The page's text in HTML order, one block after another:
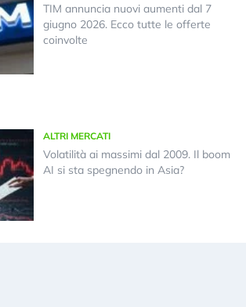
TIM annuncia nuovi aumenti dal 7
giugno 2026. Ecco tutte le offerte
coinvolte
ALTRI MERCATI
Volatilità ai massimi dal 2009. Il boom
AI si sta spegnendo in Asia?